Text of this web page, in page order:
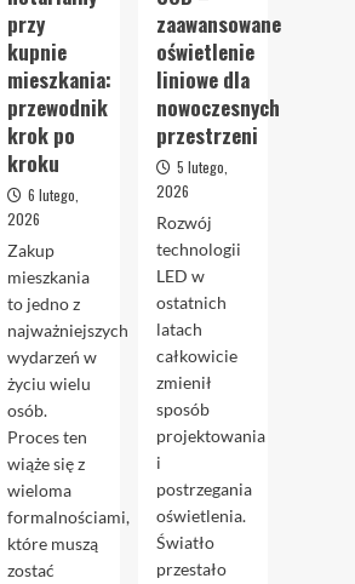
przy
kupnie
mieszkania:
przewodnik
krok po
kroku
6 lutego,
2026
Zakup
mieszkania
to jedno z
najważniejszych
wydarzeń w
życiu wielu
osób.
Proces ten
wiąże się z
wieloma
formalnościami,
które muszą
zostać
zaawansowane
oświetlenie
liniowe dla
nowoczesnych
przestrzeni
5 lutego,
2026
Rozwój
technologii
LED w
ostatnich
latach
całkowicie
zmienił
sposób
projektowania
i
postrzegania
oświetlenia.
Światło
przestało